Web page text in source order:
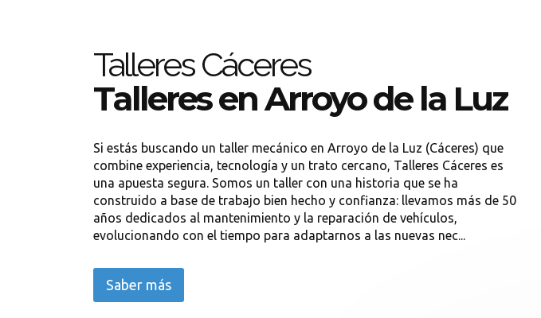
Talleres Cáceres
Talleres en Arroyo de la Luz
Si estás buscando un taller mecánico en Arroyo de la Luz (Cáceres) que
combine experiencia, tecnología y un trato cercano, Talleres Cáceres es
una apuesta segura. Somos un taller con una historia que se ha
construido a base de trabajo bien hecho y confianza: llevamos más de 50
años dedicados al mantenimiento y la reparación de vehículos,
evolucionando con el tiempo para adaptarnos a las nuevas nec...
Saber más